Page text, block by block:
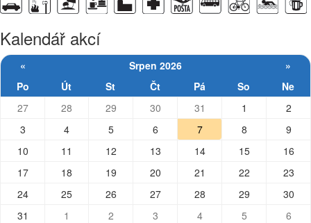
Kalendář akcí
« Srpen 2026
»
Po
Út St Čt Pá So
Ne
27
28 29 30 31 1
2
3
4 5 6 7 8
9
10
11 12 13 14 15
16
17
18 19 20 21 22
23
24
25 26 27 28 29
30
31
1 2 3 4 5
6